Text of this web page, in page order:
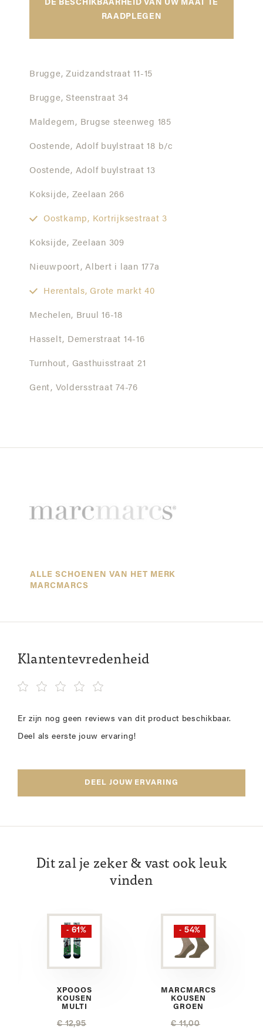
DE BESCHIKBAARHEID VAN UW MAAT TE
RAADPLEGEN
Brugge, Zuidzandstraat 11-15
Brugge, Steenstraat 34
Maldegem, Brugse steenweg 185
Oostende, Adolf buylstraat 18 b/c
Oostende, Adolf buylstraat 13
Koksijde, Zeelaan 266
Oostkamp, Kortrijksestraat 3
Koksijde, Zeelaan 309
Nieuwpoort, Albert i laan 177a
Herentals, Grote markt 40
Mechelen, Bruul 16-18
Hasselt, Demerstraat 14-16
Turnhout, Gasthuisstraat 21
Gent, Voldersstraat 74-76
ALLE SCHOENEN VAN HET MERK
MARCMARCS
Klantentevredenheid
Er zijn nog geen reviews van dit product beschikbaar.
Deel als eerste jouw ervaring!
DEEL JOUW ERVARING
Dit zal je zeker & vast ook leuk
vinden
- 61%
XPOOOS
KOUSEN
MULTI
€ 12,95
- 54%
MARCMARCS
KOUSEN
GROEN
€ 11,00